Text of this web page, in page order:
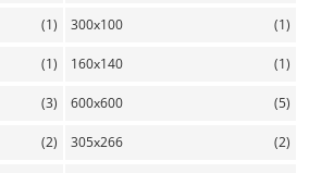
(1) 300x100 (1)
(1) 160x140 (1)
(3) 600x600 (5)
(2) 305x266 (2)